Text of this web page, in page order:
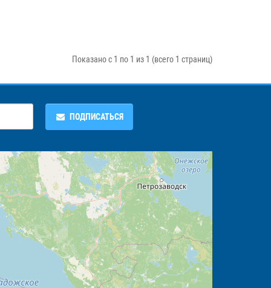
Показано с 1 по 1 из 1 (всего 1 страниц)
ПОДПИСАТЬСЯ